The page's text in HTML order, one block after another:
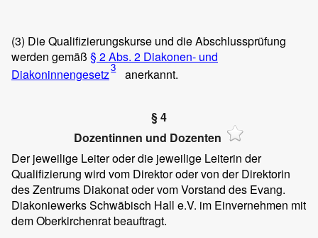
(3) Die Qualifizierungskurse und die Abschlussprüfung
werden gemäß § 2 Abs. 2 Diakonen- und
Diakoninnengesetz3 anerkannt.
§ 4
Dozentinnen und Dozenten
Der jeweilige Leiter oder die jeweilige Leiterin der
Qualifizierung wird vom Direktor oder von der Direktorin
des Zentrums Diakonat oder vom Vorstand des Evang.
Diakoniewerks Schwäbisch Hall e.V. im Einvernehmen mit
dem Oberkirchenrat beauftragt.